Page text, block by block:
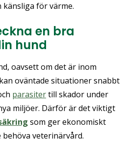
känsliga för värme.
en bra
hund
oavsett om det är inom
oväntade situationer snabbt
parasitertill skador under
miljöer. Därför är det viktigt
som ger ekonomiskt
veterinärvård.